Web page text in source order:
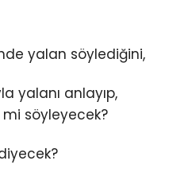
yalan söylediğini,
yalanı anlayıp,
söyleyecek?